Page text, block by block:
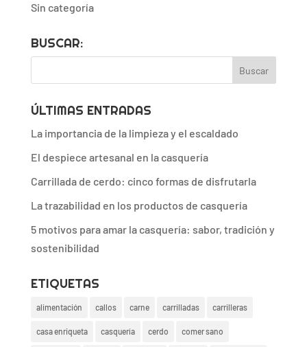
Sin categoría
BUSCAR:
ÚLTIMAS ENTRADAS
La importancia de la limpieza y el escaldado
El despiece artesanal en la casquería
Carrillada de cerdo: cinco formas de disfrutarla
La trazabilidad en los productos de casquería
5 motivos para amar la casquería: sabor, tradición y
sostenibilidad
ETIQUETAS
alimentación callos carne carrilladas carrilleras
casa enriqueta casquería cerdo comer sano